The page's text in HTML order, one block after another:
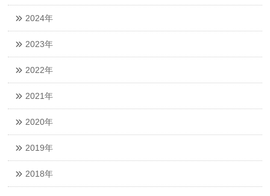
2024年
2023年
2022年
2021年
2020年
2019年
2018年